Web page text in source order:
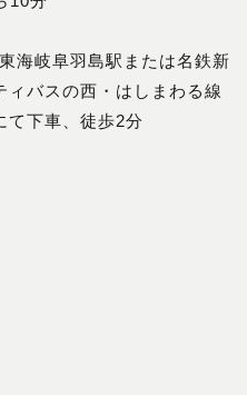
海岐阜羽島駅または名鉄新
バスの西・はしまわる線
て下車、徒歩2分